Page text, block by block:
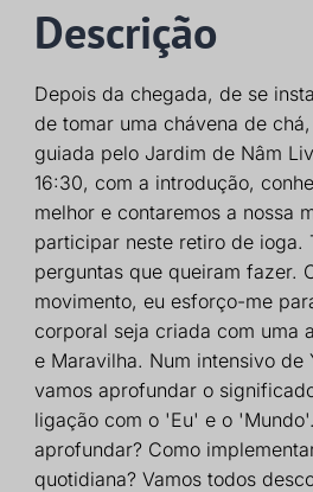
Descrição
Depois da chegada, de se
de tomar uma chávena de
guiada pelo Jardim de Nâm
16:30, com a introdução,
melhor e contaremos a nossa
participar neste retiro de ioga.
perguntas que queiram fazer.
movimento, eu esforço-me
corporal seja criada com uma
e Maravilha. Num intensivo de
vamos aprofundar o
ligação com o 'Eu' e o
aprofundar? Como
quotidiana? Vamos todos